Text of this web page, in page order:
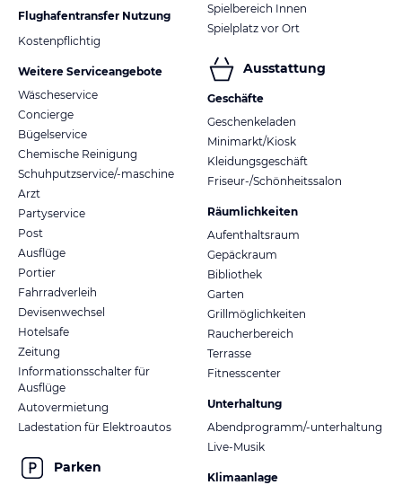
Flughafentransfer Nutzung
Kostenpflichtig
Weitere Serviceangebote
Wäscheservice
Concierge
Bügelservice
Chemische Reinigung
Schuhputzservice/-maschine
Arzt
Partyservice
Post
Ausflüge
Portier
Fahrradverleih
Devisenwechsel
Hotelsafe
Zeitung
Informationsschalter für
Ausflüge
Autovermietung
Ladestation für Elektroautos
Parken
Spielbereich Innen
Spielplatz vor Ort
Ausstattung
Geschäfte
Geschenkeladen
Minimarkt/Kiosk
Kleidungsgeschäft
Friseur-/Schönheitssalon
Räumlichkeiten
Aufenthaltsraum
Gepäckraum
Bibliothek
Garten
Grillmöglichkeiten
Raucherbereich
Terrasse
Fitnesscenter
Unterhaltung
Abendprogramm/-unterhaltung
Live-Musik
Klimaanlage